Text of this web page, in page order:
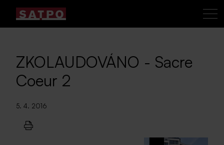
ZKOLAUDOVÁNO - Sacre
Coeur 2
5. 4. 2016